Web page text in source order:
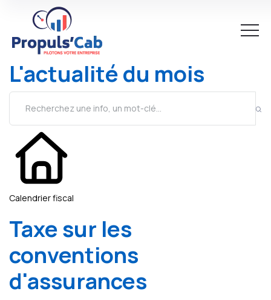
L'actualité du mois
Calendrier fiscal
Taxe sur les
conventions
d'assurances